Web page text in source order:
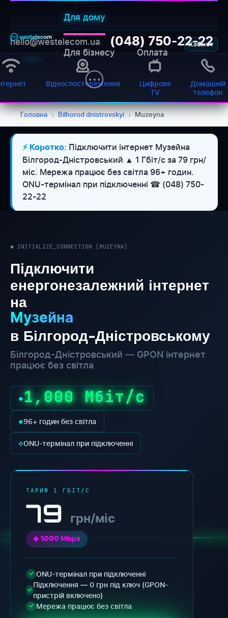
Для дому
Для бізнесу Оплата
Кабінет
hello@westelecom.ua (048) 750-22-22
Відеоспостереження
Цифрове
TV
Домашній
телефон
Головна › Bilhorod dnistrovskyi › Muzeyna
⚡ Коротко: Підключити інтернет Музейна
Білгород-Дністровський ▲ 1 Гбіт/с за 79 грн/
міс. Мережа працює без світла 96+ годин.
ONU-термінал при підключенні ☎ (048) 750-
22-22
● INITIALIZE_CONNECTION [MUZEYNA]
Підключити
енергонезалежний інтернет
на
Музейна
в Білгород-Дністровському
Білгород-Дністровський — GPON інтернет
працює без світла
◆1,000 Мбіт/с
◈96+ годин без світла
◇ONU-термінал при підключенні
ТАРИФ 1 ГБІТ/С
79 грн/міс
◈ 1000 Mbps
✓ ONU-термінал при підключенні
✓
Підключення — 0 грн під ключ (GPON-
пристрій включено)
✓ Мережа працює без світла